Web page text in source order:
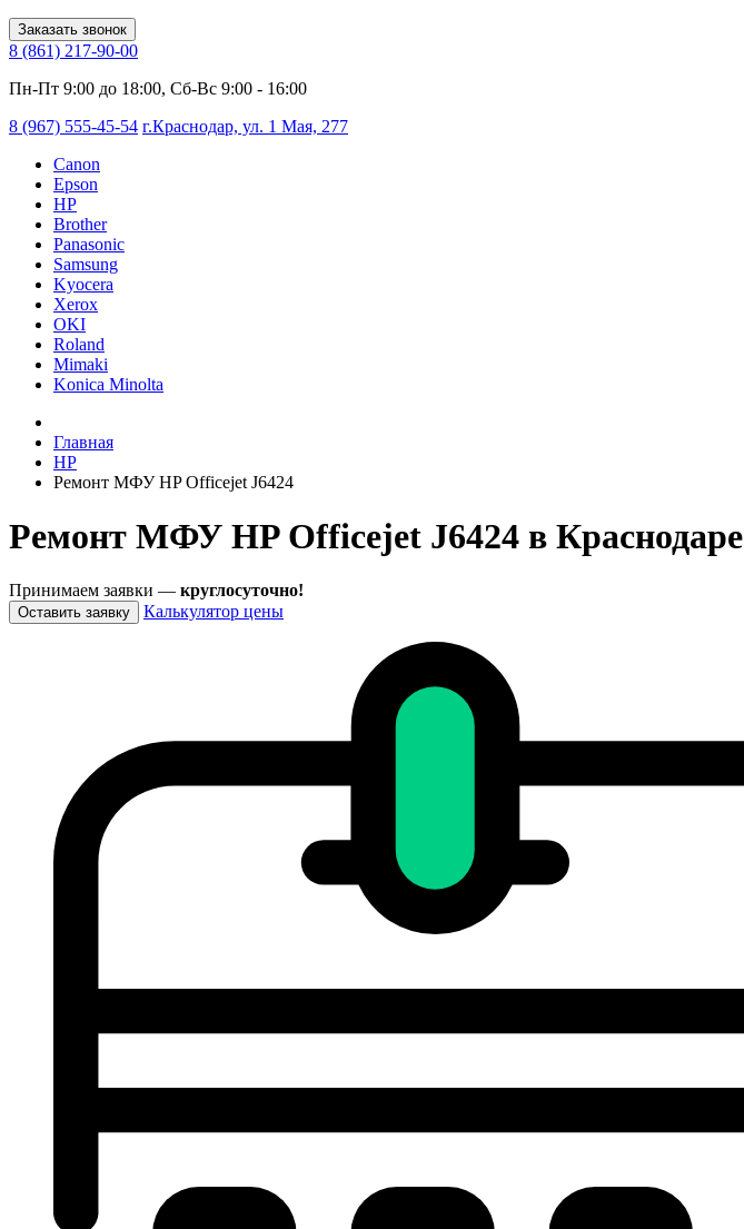
Заказать звонок
8 (861) 217-90-00
Пн-Пт 9:00 до 18:00, Сб-Вс 9:00 - 16:00
8 (967) 555-45-54 г.Краснодар, ул. 1 Мая, 277
Canon
Epson
HP
Brother
Panasonic
Samsung
Kyocera
Xerox
OKI
Roland
Mimaki
Konica Minolta
Главная
HP
Ремонт МФУ HP Officejet J6424
Ремонт МФУ HP Officejet J6424 в Краснодаре
Принимаем заявки — круглосуточно!
Оставить заявку Калькулятор цены